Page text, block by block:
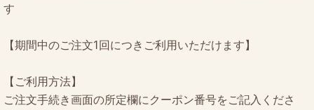
す
【期間中のご注文1回につきご利用いただけます】
【ご利用方法】
ご注文手続き画面の所定欄にクーポン番号をご記入くださ